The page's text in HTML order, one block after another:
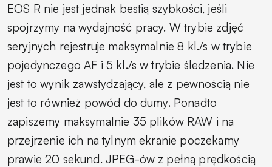
EOS R nie jest jednak bestią szybkości, jeśli
spojrzymy na wydajność pracy. W trybie zdjęć
seryjnych rejestruje maksymalnie 8 kl./s w trybie
pojedynczego AF i 5 kl./s w trybie śledzenia. Nie
jest to wynik zawstydzający, ale z pewnością nie
jest to również powód do dumy. Ponadto
zapiszemy maksymalnie 35 plików RAW i na
przejrzenie ich na tylnym ekranie poczekamy
prawie 20 sekund. JPEG-ów z pełną prędkością